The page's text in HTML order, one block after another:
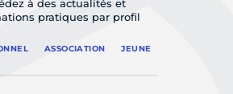
à des actualités et
pratiques par profil
ASSOCIATION JEUNE